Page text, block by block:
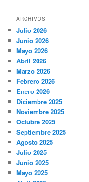
ARCHIVOS
Julio 2026
Junio 2026
Mayo 2026
Abril 2026
Marzo 2026
Febrero 2026
Enero 2026
Diciembre 2025
Noviembre 2025
Octubre 2025
Septiembre 2025
Agosto 2025
Julio 2025
Junio 2025
Mayo 2025